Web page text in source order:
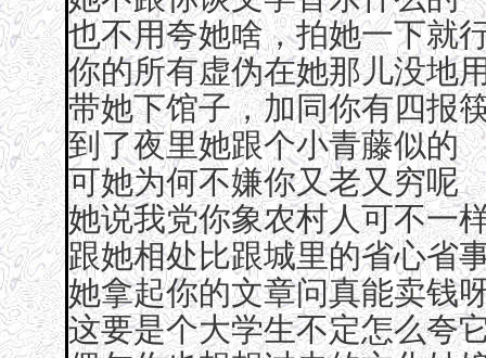
也不用夸她啥，拍她一下就
你的所有虚伪在她那儿没地
带她下馆子，加同你有四报
到了夜里她跟个小青藤似的
可她为何不嫌你又老又穷呢
她说我党你象农村人可不一
跟她相处比跟城里的省心省
她拿起你的文章问真能卖钱
这要是个大学生不定怎么夸